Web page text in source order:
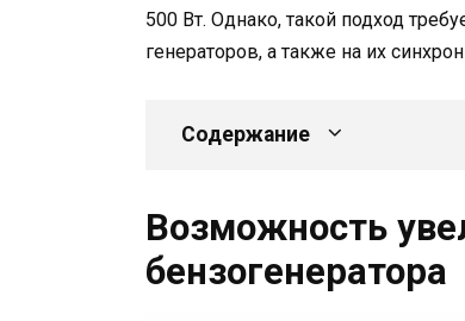
500 Вт. Однако, такой подход
генераторов, а также на их
Содержание
Возможность
бензогенератора